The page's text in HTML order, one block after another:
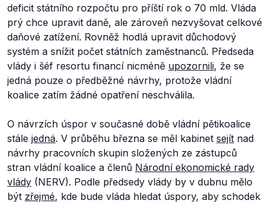
deficit státního rozpočtu pro příští rok o 70 mld. Vláda
prý chce upravit daně, ale zároveň nezvyšovat celkové
daňové zatížení. Rovněž hodlá upravit důchodový
systém a snížit počet státních zaměstnanců. Předseda
vlády i šéf resortu financí nicméně upozornili, že se
jedná pouze o předběžné návrhy, protože vládní
koalice zatím žádné opatření neschválila.
O návrzích úspor v současné době vládní pětikoalice
stále jedná. V průběhu března se měl kabinet sejít nad
návrhy pracovních skupin složených ze zástupců
stran vládní koalice a členů Národní ekonomické rady
vlády (NERV). Podle předsedy vlády by v dubnu mělo
být zřejmé, kde bude vláda hledat úspory, aby schodek